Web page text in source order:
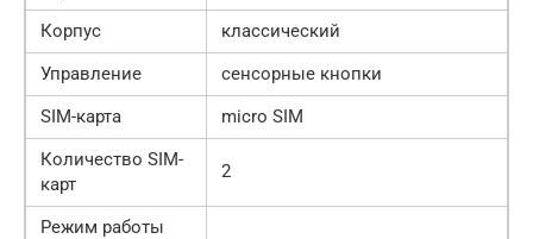
Корпус
классический
Управление
сенсорные кнопки
SIM-карта
micro SIM
Количество SIM-
карт
2
Режим работы